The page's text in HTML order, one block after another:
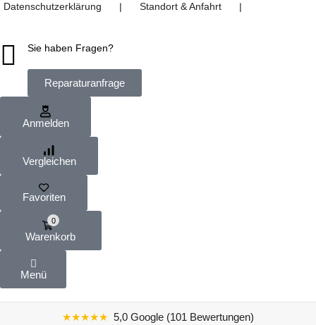
Datenschutzerklärung ❘ Standort & Anfahrt ❘
Sie haben Fragen?
Reparaturanfrage
Anmelden
Vergleichen
Favoriten
0
Warenkorb
Menü
★★★★★ 5,0 Google (101 Bewertungen)